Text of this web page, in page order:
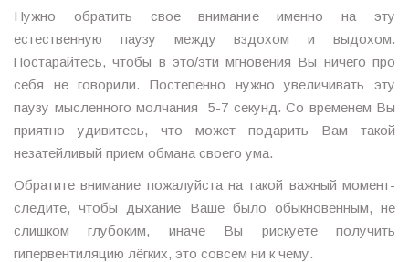
Нужно обратить свое внимание именно на эту
естественную паузу между вздохом и выдохом.
Постарайтесь, чтобы в это/эти мгновения Вы ничего про
себя не говорили. Постепенно нужно увеличивать эту
паузу мысленного молчания 5-7 секунд. Со временем Вы
приятно удивитесь, что может подарить Вам такой
незатейливый прием обмана своего ума.
Обратите внимание пожалуйста на такой важный момент-
следите, чтобы дыхание Ваше было обыкновенным, не
слишком глубоким, иначе Вы рискуете получить
гипервентиляцию лёгких, это совсем ни к чему.